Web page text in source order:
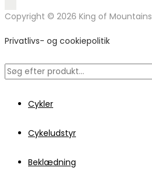
Copyright © 2026 King of Mountains
Privatlivs- og cookiepolitik
Cykler
Cykeludstyr
Beklædning